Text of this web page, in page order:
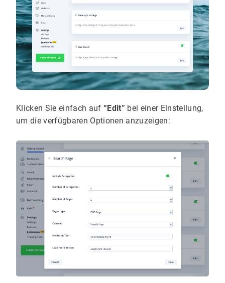
Klicken Sie einfach auf “Edit” bei einer Einstellung,
um die verfügbaren Optionen anzuzeigen: